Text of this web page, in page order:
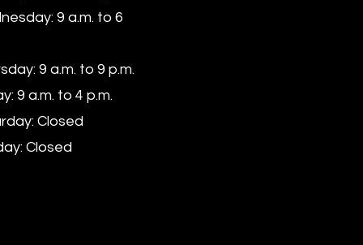
9 a.m. to 6
9 a.m. to 9 p.m.
9 a.m. to 4 p.m.
Closed
Closed